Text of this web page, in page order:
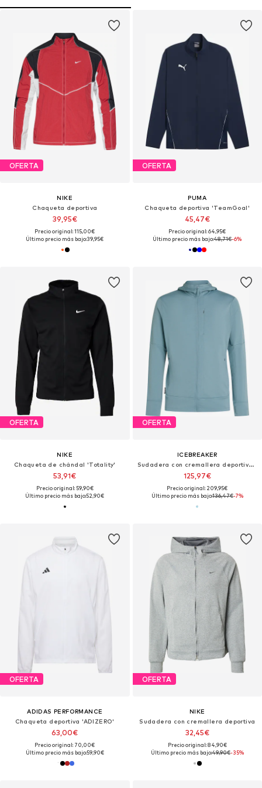
OFERTA
NIKE
Chaqueta deportiva
39,95€
Precio original: 115,00€
Último precio más bajo:39,95€
OFERTA
PUMA
Chaqueta deportiva 'TeamGoal'
45,47€
Precio original: 64,95€
Último precio más bajo:48,71€-6%
OFERTA
NIKE
Chaqueta de chándal 'Totality'
53,91€
Precio original: 59,90€
Último precio más bajo:52,90€
OFERTA
ICEBREAKER
Sudadera con cremallera deportiva 'Quantum IV'
125,97€
Precio original: 209,95€
Último precio más bajo:136,47€-7%
OFERTA
ADIDAS PERFORMANCE
Chaqueta deportiva 'ADIZERO'
63,00€
Precio original: 70,00€
Último precio más bajo:59,90€
OFERTA
NIKE
Sudadera con cremallera deportiva
32,45€
Precio original: 84,90€
Último precio más bajo:49,90€-35%